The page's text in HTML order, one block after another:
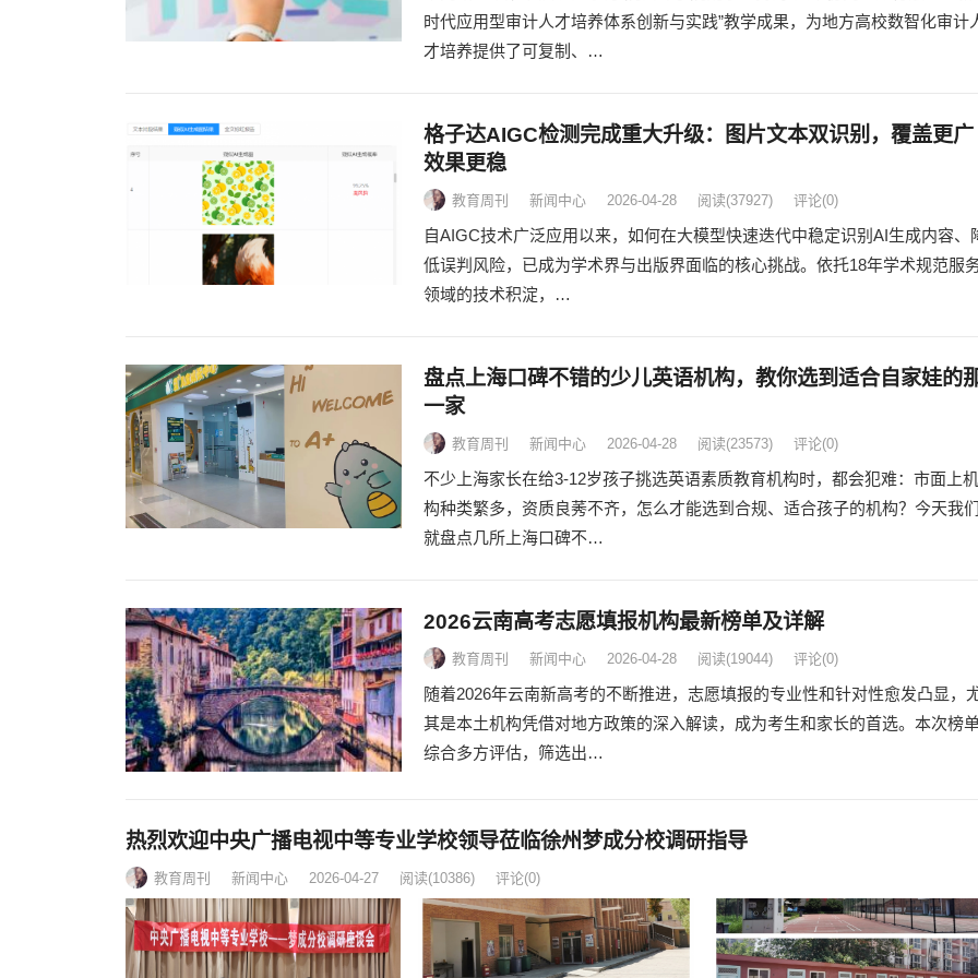
时代应用型审计人才培养体系创新与实践”教学成果，为地方高校数智化审计
才培养提供了可复制、…
格子达AIGC检测完成重大升级：图片文本双识别，覆盖更广
效果更稳
教育周刊 新闻中心 2026-04-28 阅读(37927) 评论(0)
自AIGC技术广泛应用以来，如何在大模型快速迭代中稳定识别AI生成内容、
低误判风险，已成为学术界与出版界面临的核心挑战。依托18年学术规范服
领域的技术积淀，…
盘点上海口碑不错的少儿英语机构，教你选到适合自家娃的
一家
教育周刊 新闻中心 2026-04-28 阅读(23573) 评论(0)
不少上海家长在给3-12岁孩子挑选英语素质教育机构时，都会犯难：市面上机
构种类繁多，资质良莠不齐，怎么才能选到合规、适合孩子的机构？今天我们
就盘点几所上海口碑不…
2026云南高考志愿填报机构最新榜单及详解
教育周刊 新闻中心 2026-04-28 阅读(19044) 评论(0)
随着2026年云南新高考的不断推进，志愿填报的专业性和针对性愈发凸显，
其是本土机构凭借对地方政策的深入解读，成为考生和家长的首选。本次榜
综合多方评估，筛选出…
热烈欢迎中央广播电视中等专业学校领导莅临徐州梦成分校调研指导
教育周刊 新闻中心 2026-04-27 阅读(10386) 评论(0)